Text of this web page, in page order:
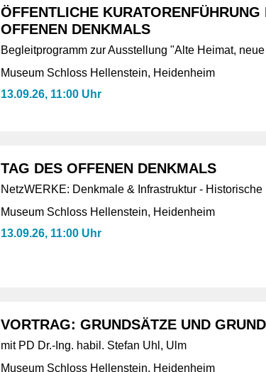
ÖFFENTLICHE
OFFENEN DENKMALS
Begleitprogramm zur Ausstellung "Alte Heimat,
Museum Schloss Hellenstein, Heidenheim
13.09.26, 11:00 Uhr
TAG DES OFFENEN DENKMALS
NetzWERKE: Denkmale & Infrastruktur -
Museum Schloss Hellenstein, Heidenheim
13.09.26, 11:00 Uhr
VORTRAG: GRUNDSÄTZE UND
mit PD Dr.-Ing. habil. Stefan Uhl, Ulm
Museum Schloss Hellenstein, Heidenheim